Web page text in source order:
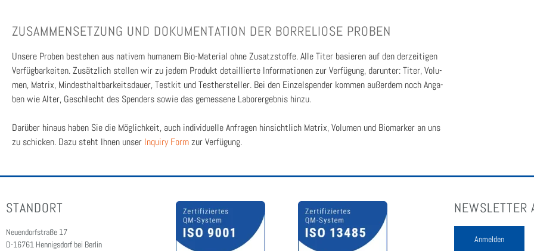
ZUSAM­MEN­SET­ZUNG UND DOKU­MEN­TA­TI­ON DER BOR­RE­LIO­SE PRO­BEN
Unse­re Pro­ben bestehen aus nati­vem huma­nem Bio-Mate­ri­al ohne Zusatz­stof­fe. Alle Titer basie­ren auf den der­zei­ti­gen
Ver­füg­bar­kei­ten. Zusätz­lich stel­len wir zu jedem Pro­dukt detail­lier­te Infor­ma­tio­nen zur Ver­fü­gung, dar­un­ter: Titer, Volu­
men, Matrix, Min­dest­halt­bar­keits­dau­er, Test­kit und Tes­ther­stel­ler. Bei den Ein­zel­spen­der kom­men außer­dem noch Anga­
ben wie Alter, Geschlecht des Spen­ders sowie das gemes­se­ne Labor­er­geb­nis hin­zu.
Dar­über hin­aus haben Sie die Mög­lich­keit, auch indi­vi­du­el­le Anfra­gen hin­sicht­lich Matrix, Volu­men und Bio­mar­ker an uns
zu schi­cken. Dazu steht Ihnen unser Inquiry Formzur Ver­fü­gung.
STANDORT
Neuendorfstraße 17
D-16761 Hennigsdorf bei Berlin
NEWSLETTER
Anmelden